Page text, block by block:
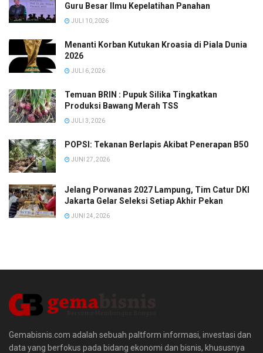
Guru Besar Ilmu Kepelatihan Panahan
JULI 10, 2026
Menanti Korban Kutukan Kroasia di Piala Dunia
2026
JULI 6, 2026
Temuan BRIN : Pupuk Silika Tingkatkan
Produksi Bawang Merah TSS
JULI 3, 2026
POPSI: Tekanan Berlapis Akibat Penerapan B50
JUNI 27, 2026
Jelang Porwanas 2027 Lampung, Tim Catur DKI
Jakarta Gelar Seleksi Setiap Akhir Pekan
JUNI 24, 2026
Gemabisnis.com adalah sebuah paltform informasi, investasi dan
data yang berfokus pada bidang ekonomi dan bisnis, khususnya